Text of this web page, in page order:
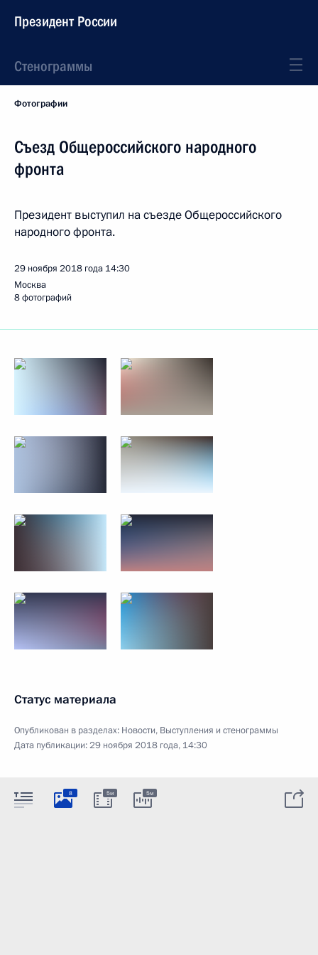
Президент России
Стенограммы
Фотографии
Съезд Общероссийского народного
фронта
Президент выступил на съезде Общероссийского
народного фронта.
29 ноября 2018 года 14:30
Москва
8 фотографий
Статус материала
Опубликован в разделах: Новости, Выступления и стенограммы
Дата публикации:29 ноября 2018 года, 14:30
8 5м 5м